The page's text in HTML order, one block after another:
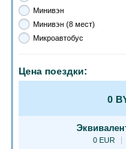
Минивэн
Минивэн (8 мест)
Микроавтобус
Цена поездки:
0
0 EUR